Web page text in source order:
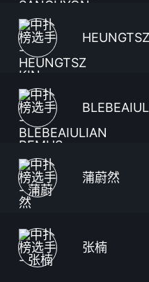
蒲蔚然
张楠